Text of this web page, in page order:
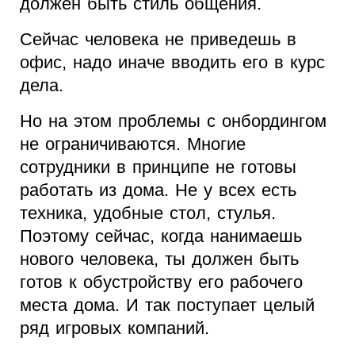
Сейчас человека не приведешь в
офис, надо иначе вводить его в курс
дела.
Но на этом проблемы с онбордингом
не ограничиваются. Многие
сотрудники в принципе не готовы
работать из дома. Не у всех есть
техника, удобные стол, стулья.
Поэтому сейчас, когда нанимаешь
нового человека, ты должен быть
готов к обустройству его рабочего
места дома. И так поступает целый
ряд игровых компаний.